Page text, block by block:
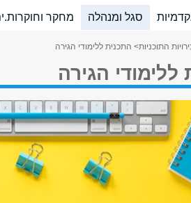
סגל ומנהלה מחקר
התוכניות> התכנית ללימודי הגירה
ללימודי הגירה